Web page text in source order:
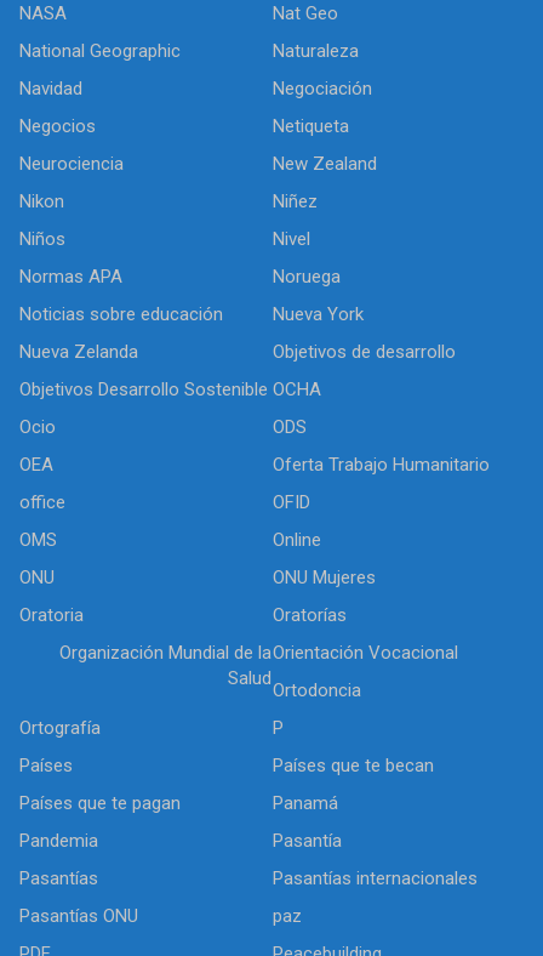
NASA
Nat Geo
National Geographic
Naturaleza
Navidad
Negociación
Negocios
Netiqueta
Neurociencia
New Zealand
Nikon
Niñez
Niños
Nivel
Normas APA
Noruega
Noticias sobre educación
Nueva York
Nueva Zelanda
Objetivos de desarrollo
Objetivos Desarrollo Sostenible OCHA
Ocio
ODS
OEA
Oferta Trabajo Humanitario
office
OFID
OMS
Online
ONU
ONU Mujeres
Oratoria
Oratorías
Organización Mundial de la
Salud
Orientación Vocacional
Ortodoncia
Ortografía
P
Países
Países que te becan
Países que te pagan
Panamá
Pandemia
Pasantía
Pasantías
Pasantías internacionales
Pasantías ONU
paz